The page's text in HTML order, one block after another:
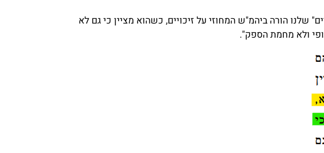
שלנו הורה ביהמ"ש המחוזי על זיכויים, כשהוא מציין כי גם לא
ולא מחמת הספק".